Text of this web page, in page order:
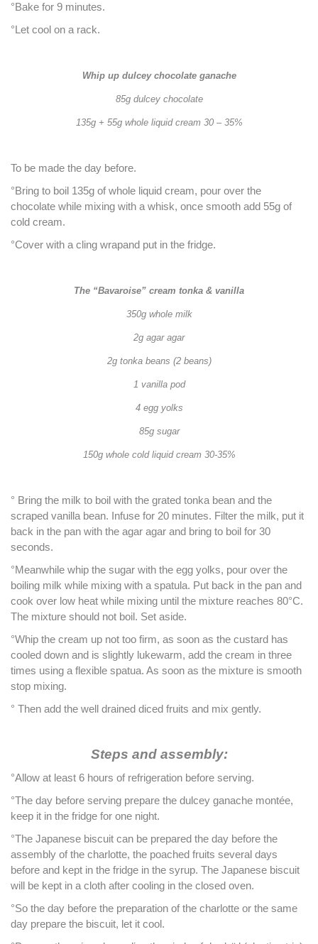
°Bake for 9 minutes.
°Let cool on a rack.
Whip up dulcey chocolate ganache
85g dulcey chocolate
135g + 55g whole liquid cream 30 – 35%
To be made the day before.
°Bring to boil 135g of whole liquid cream, pour over the
chocolate while mixing with a whisk, once smooth add 55g of
cold cream.
°Cover with a cling wrapand put in the fridge.
The “Bavaroise” cream tonka & vanilla
350g whole milk
2g agar agar
2g tonka beans (2 beans)
1 vanilla pod
4 egg yolks
85g sugar
150g whole cold liquid cream 30-35%
° Bring the milk to boil with the grated tonka bean and the
scraped vanilla bean. Infuse for 20 minutes. Filter the milk, put it
back in the pan with the agar agar and bring to boil for 30
seconds.
°Meanwhile whip the sugar with the egg yolks, pour over the
boiling milk while mixing with a spatula. Put back in the pan and
cook over low heat while mixing until the mixture reaches 80°C.
The mixture should not boil. Set aside.
°Whip the cream up not too firm, as soon as the custard has
cooled down and is slightly lukewarm, add the cream in three
times using a flexible spatua. As soon as the mixture is smooth
stop mixing.
° Then add the well drained diced fruits and mix gently.
Steps and assembly:
°Allow at least 6 hours of refrigeration before serving.
°The day before serving prepare the dulcey ganache montée,
keep it in the fridge for one night.
°The Japanese biscuit can be prepared the day before the
assembly of the charlotte, the poached fruits several days
before and kept in the fridge in the syrup. The Japanese biscuit
will be kept in a cloth after cooling in the closed oven.
°So the day before the preparation of the charlotte or the same
day prepare the biscuit, let it cool.